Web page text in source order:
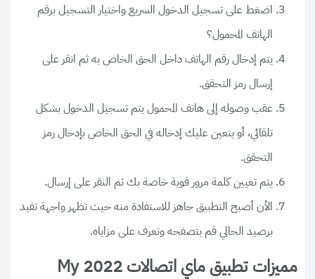
اضغط على تسجيل الدخول السريع واختيار التسجيل برقم
الهاتف المحمول؟
يتم إدخال رقم الهاتف داخل الحق الخاص به ثم انقر على
إرسال رمز التحقق.
عقب وصوله إلى هاتف المحمول يتم تسجيل الدخول بشكل
تلقائي، أو يتعين عليك إدخاله في الحق الخاص بإدخال رمز
التحقق.
يتم تعيين كلمة مرور قوية خاصة بك ثم النقر على إرسال.
الأن أصبح التطبيق جاهز للاستفادة منه حيث تظهر واجهة تفيد
برصيد الحالي قم بتصفحه وتعرف على مزاياه.
مميزات تطبيق ماي اتصالات 2022 My